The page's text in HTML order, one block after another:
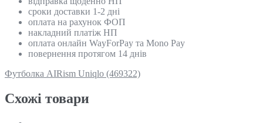
сроки доставки 1-2 дні
оплата на рахунок ФОП
накладний платіж НП
оплата онлайн WayForPay та Mono Pay
повернення протягом 14 днів
Футболка AIRism Uniqlo (469322)
Схожi товари